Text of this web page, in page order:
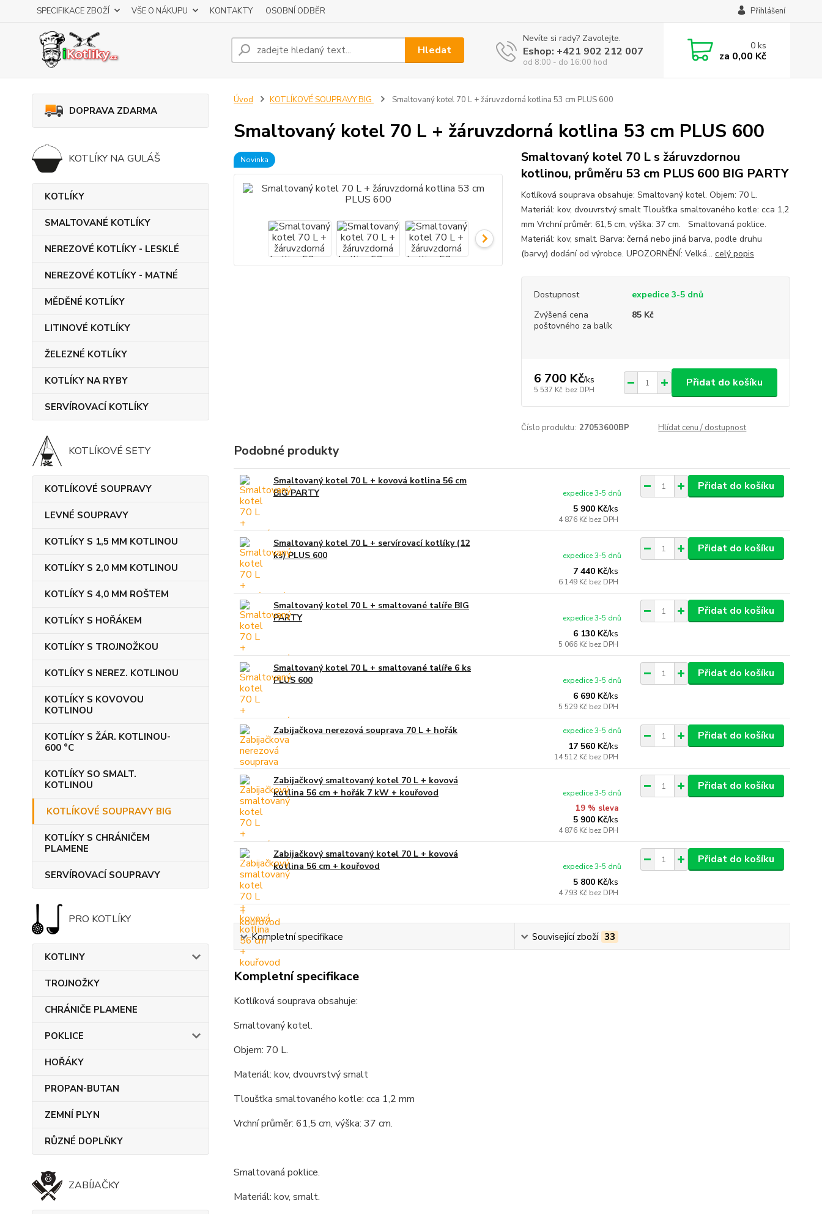
SPECIFIKACE ZBOŽÍ VŠE O NÁKUPU KONTAKTY OSOBNÍ ODBĚR Přihlášení
Hledat
Nevíte si rady? Zavolejte.
Eshop: +421 902 212 007
od 8:00 - do 16:00 hod
0ks
za 0,00 Kč
DOPRAVA ZDARMA
KOTLÍKY NA GULÁŠ
KOTLÍKY
SMALTOVANÉ KOTLÍKY
NEREZOVÉ KOTLÍKY - LESKLÉ
NEREZOVÉ KOTLÍKY - MATNÉ
MĚDĚNÉ KOTLÍKY
LITINOVÉ KOTLÍKY
ŽELEZNÉ KOTLÍKY
KOTLÍKY NA RYBY
SERVÍROVACÍ KOTLÍKY
KOTLÍKOVÉ SETY
KOTLÍKOVÉ SOUPRAVY
LEVNÉ SOUPRAVY
KOTLÍKY S 1,5 MM KOTLINOU
KOTLÍKY S 2,0 MM KOTLINOU
KOTLÍKY S 4,0 MM ROŠTEM
KOTLÍKY S HOŘÁKEM
KOTLÍKY S TROJNOŽKOU
KOTLÍKY S NEREZ. KOTLINOU
KOTLÍKY S KOVOVOU
KOTLINOU
KOTLÍKY S ŽÁR. KOTLINOU-
600 °C
KOTLÍKY SO SMALT.
KOTLINOU
KOTLÍKOVÉ SOUPRAVY BIG
KOTLÍKY S CHRÁNIČEM
PLAMENE
SERVÍROVACÍ SOUPRAVY
PRO KOTLÍKY
KOTLINY
TROJNOŽKY
CHRÁNIČE PLAMENE
POKLICE
HOŘÁKY
PROPAN-BUTAN
ZEMNÍ PLYN
RŮZNÉ DOPLŇKY
ZABÍJAČKY
Úvod KOTLÍKOVÉ SOUPRAVY BIG Smaltovaný kotel 70 L + žáruvzdorná kotlina 53 cm PLUS 600
Smaltovaný kotel 70 L + žáruvzdorná kotlina 53 cm PLUS 600
Novinka
Smaltovaný kotel 70 L s žáruvzdornou
kotlinou, průměru 53 cm PLUS 600 BIG PARTY
Kotlíková souprava obsahuje: Smaltovaný kotel. Objem: 70 L.
Materiál: kov, dvouvrstvý smalt Tloušťka smaltovaného kotle: cca 1,2
mm Vrchní průměr: 61,5 cm, výška: 37 cm. Smaltovaná poklice.
Materiál: kov, smalt. Barva: černá nebo jiná barva, podle druhu
(barvy) dodání od výrobce. UPOZORNĚNÍ: Velká... celý popis
Dostupnost
expedice 3-5 dnů
Zvýšená cena
poštovného za balík
85 Kč
6 700 Kč/ks
5 537 Kč bez DPH
Přidat do košíku
Číslo produktu: 27053600BP Hlídat cenu / dostupnost
Podobné produkty
Smaltovaný kotel 70 L + kovová kotlina 56 cm
BIG PARTY
5 900 Kč/ks
4 876 Kč bez DPH
expedice 3-5 dnů
Přidat do košíku
Smaltovaný kotel 70 L + servírovací kotlíky (12
ks) PLUS 600
7 440 Kč/ks
6 149 Kč bez DPH
expedice 3-5 dnů
Přidat do košíku
Smaltovaný kotel 70 L + smaltované talíře BIG
PARTY
6 130 Kč/ks
5 066 Kč bez DPH
expedice 3-5 dnů
Přidat do košíku
Smaltovaný kotel 70 L + smaltované talíře 6 ks
PLUS 600
6 690 Kč/ks
5 529 Kč bez DPH
expedice 3-5 dnů
Přidat do košíku
Zabijačkova nerezová souprava 70 L + hořák
17 560 Kč/ks
14 512 Kč bez DPH
expedice 3-5 dnů Přidat do košíku
Zabijačkový smaltovaný kotel 70 L + kovová
kotlina 56 cm + hořák 7 kW + kouřovod
19 % sleva
5 900 Kč/ks
4 876 Kč bez DPH
expedice 3-5 dnů
Přidat do košíku
Zabijačkový smaltovaný kotel 70 L + kovová
kotlina 56 cm + kouřovod
5 800 Kč/ks
4 793 Kč bez DPH
expedice 3-5 dnů
Přidat do košíku
Kompletní specifikace Související zboží 33
Kompletní specifikace
Kotlíková souprava obsahuje:
Smaltovaný kotel.
Objem: 70 L.
Materiál: kov, dvouvrstvý smalt
Tloušťka smaltovaného kotle: cca 1,2 mm
Vrchní průměr: 61,5 cm, výška: 37 cm.
Smaltovaná poklice.
Materiál: kov, smalt.